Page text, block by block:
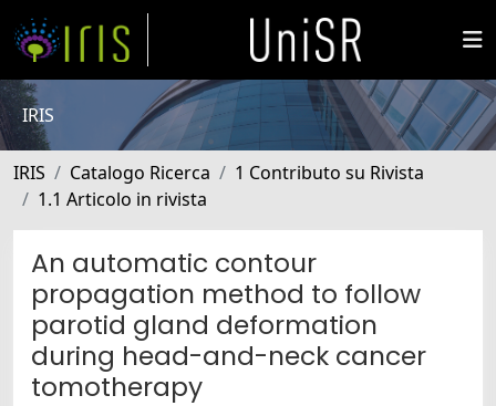
IRIS
IRIS Catalogo Ricerca
1 Contributo su Rivista
1.1 Articolo in rivista
An automatic contour
propagation method to follow
parotid gland deformation
during head-and-neck cancer
tomotherapy